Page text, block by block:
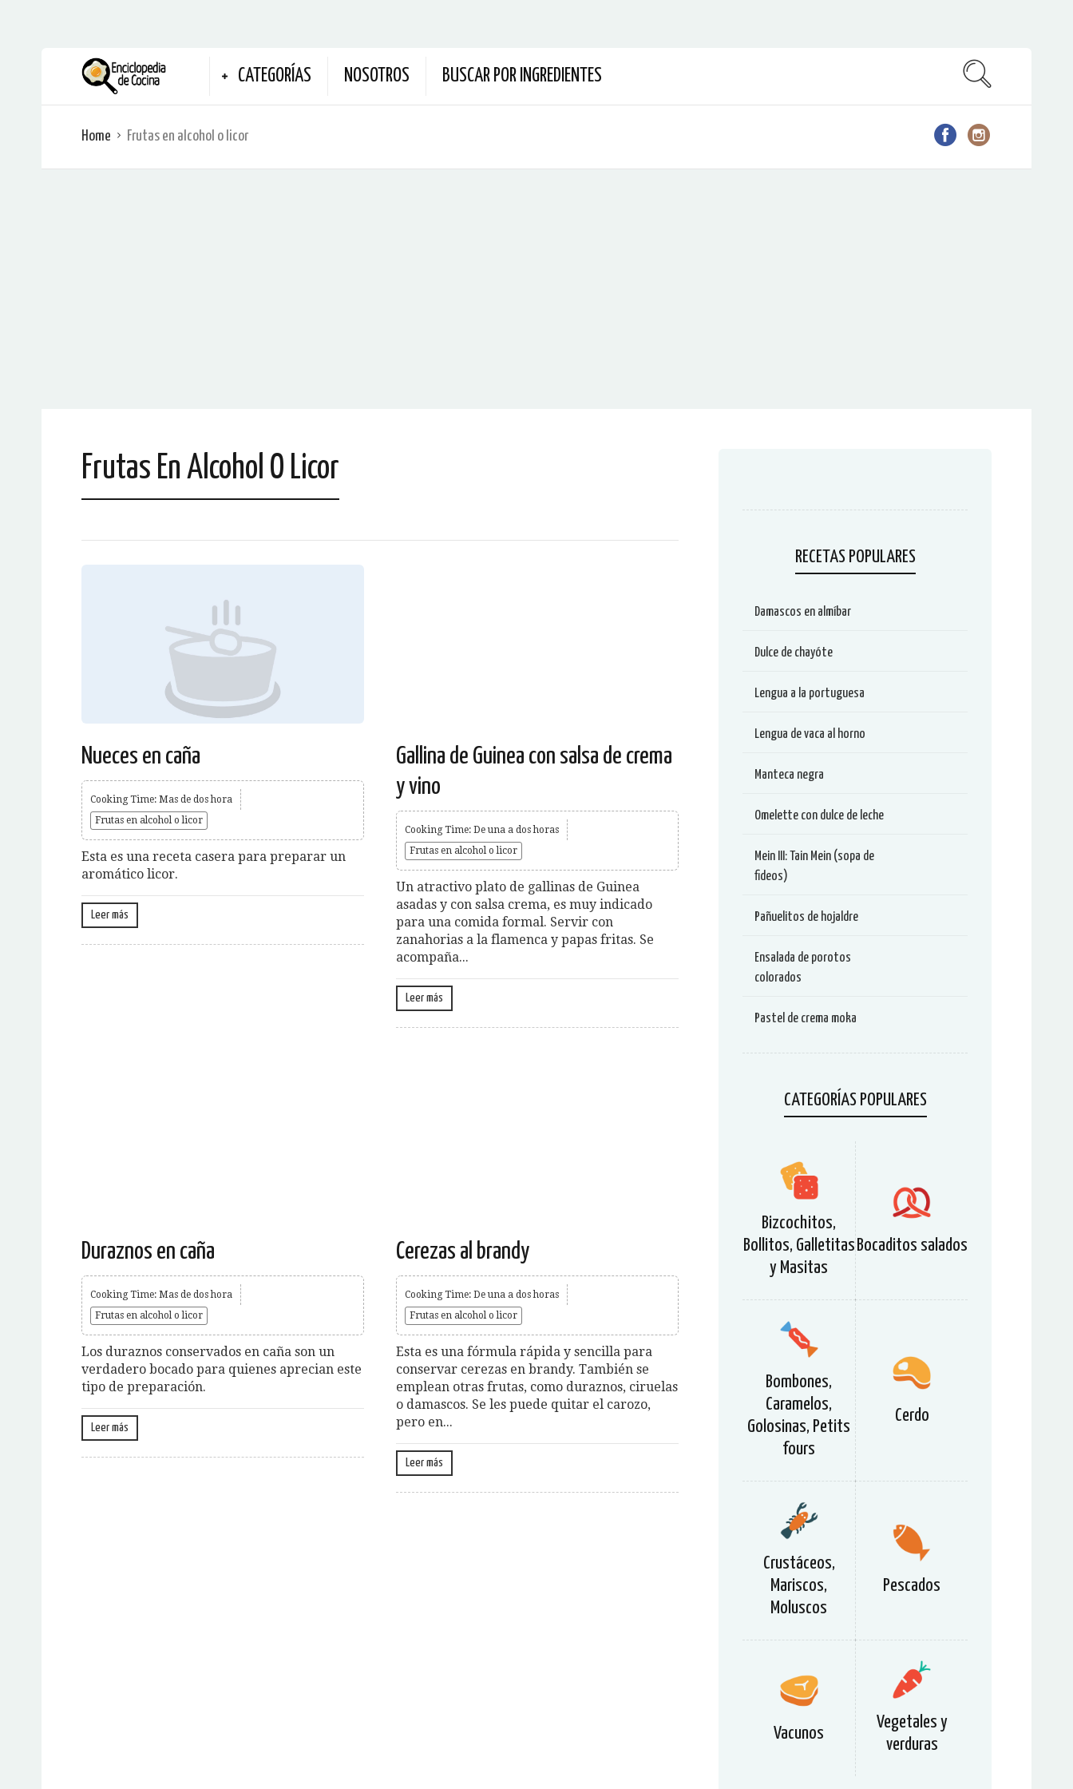
CATEGORÍAS NOSOTROS BUSCAR POR INGREDIENTES
Home Frutas en alcohol o licor
Frutas En Alcohol O Licor
Nueces en caña
Cooking Time: Mas de dos hora
Frutas en alcohol o licor
Esta es una receta casera para preparar un
aromático licor.
Leer más
Gallina de Guinea con salsa de crema
y vino
Cooking Time: De una a dos horas
Frutas en alcohol o licor
Un atractivo plato de gallinas de Guinea
asadas y con salsa crema, es muy indicado
para una comida formal. Servir con
zanahorias a la flamenca y papas fritas. Se
acompaña...
Leer más
Duraznos en caña
Cooking Time: Mas de dos hora
Frutas en alcohol o licor
Los duraznos conservados en caña son un
verdadero bocado para quienes aprecian este
tipo de preparación.
Leer más
Cerezas al brandy
Cooking Time: De una a dos horas
Frutas en alcohol o licor
Esta es una fórmula rápida y sencilla para
conservar cerezas en brandy. También se
emplean otras frutas, como duraznos, ciruelas
o damascos. Se les puede quitar el carozo,
pero en...
Leer más
RECETAS POPULARES
Damascos en almíbar
Dulce de chayóte
Lengua a la portuguesa
Lengua de vaca al horno
Manteca negra
Omelette con dulce de leche
Mein III: Tain Mein (sopa de
fideos)
Pañuelitos de hojaldre
Ensalada de porotos
colorados
Pastel de crema moka
CATEGORÍAS POPULARES
Bizcochitos,
Bollitos, Galletitas
y Masitas
Bocaditos salados
Bombones,
Caramelos,
Golosinas, Petits
fours
Cerdo
Crustáceos,
Mariscos,
Moluscos
Pescados
Vacunos
Vegetales y
verduras